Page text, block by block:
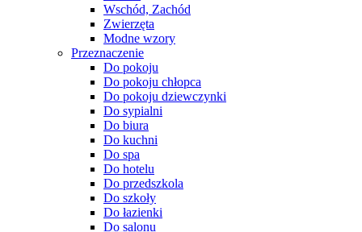
Wschód, Zachód
Zwierzęta
Modne wzory
Przeznaczenie
Do pokoju
Do pokoju chłopca
Do pokoju dziewczynki
Do sypialni
Do biura
Do kuchni
Do spa
Do hotelu
Do przedszkola
Do szkoły
Do łazienki
Do salonu